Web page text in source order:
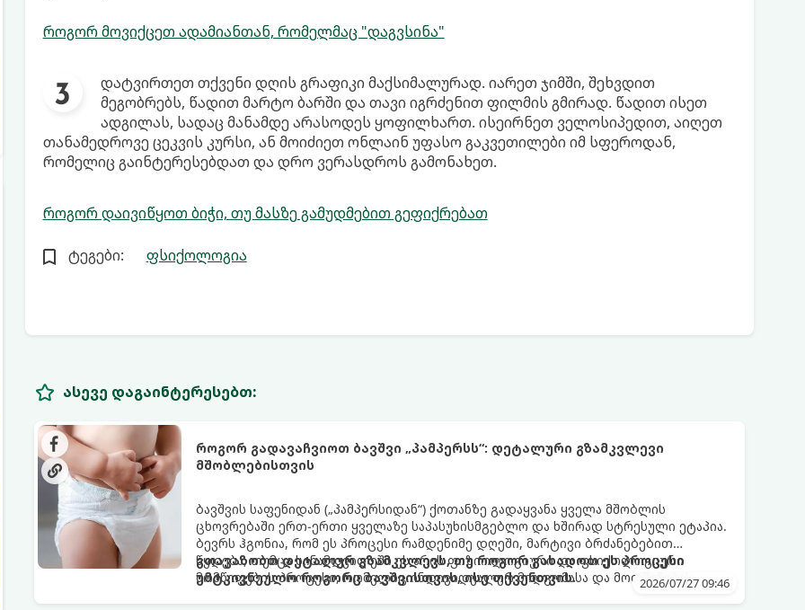
როგორ მოვიქცეთ ადამიანთან, რომელმაც "დაგვსინა"
დატვირთეთ თქვენი დღის გრაფიკი მაქსიმალურად. იარეთ ჯიმში, შეხვდით
მეგობრებს, წადით მარტო ბარში და თავი იგრძენით ფილმის გმირად. წადით ისეთ
ადგილას, სადაც მანამდე არასოდეს ყოფილხართ. ისეირნეთ ველოსიპედით, აიღეთ
თანამედროვე ცეკვის კურსი, ან მოიძიეთ ონლაინ უფასო გაკვეთილები იმ სფეროდან,
რომელიც გაინტერესებდათ და დრო ვერასდროს გამონახეთ.
როგორ დაივიწყოთ ბიჭი, თუ მასზე გამუდმებით გეფიქრებათ
ტეგები: ფსიქოლოგია
ასევე დაგაინტერესებთ:
როგორ გადავაჩვიოთ ბავშვი „პამპერსს“: დეტალური გზამკვლევი
მშობლებისთვის
ბავშვის საფენიდან („პამპერსიდან“) ქოთანზე გადაყვანა ყველა მშობლის
ცხოვრებაში ერთ-ერთი ყველაზე საპასუხისმგებლო და ხშირად სტრესული ეტაპია.
ბევრს ჰგონია, რომ ეს პროცესი რამდენიმე დღეში, მარტივი ბრძანებებით
წყდება, თუმცა სინამდვილეში ეს არის ფიზიოლოგიური და ფსიქოლოგიური
მომწიფების პროცესი, რომელიც ინდივიდუალურ მიდგომასა და მოთმინებას
გთავაზობთ დეტალურ გზამკვლევს, თუ როგორ გახადოთ ეს პროცესი
უმტკივნეულო როგორც ბავშვისთვის, ისე თქვენთვის.
2026/07/27 09:46